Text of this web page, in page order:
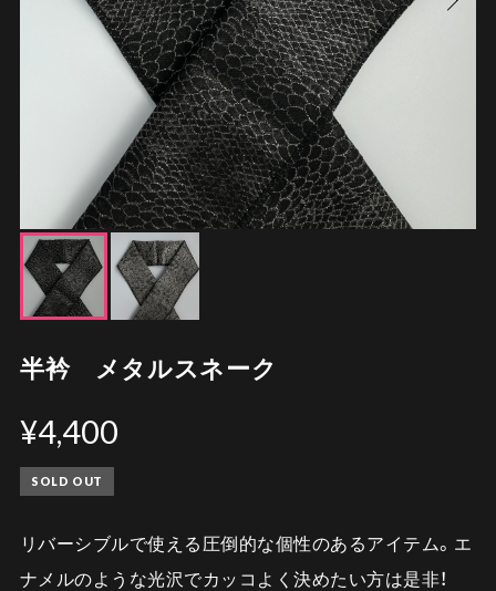
半衿 メタルスネーク
¥4,400
SOLD OUT
リバーシブルで使える圧倒的な個性のあるアイテム。エ
ナメルのような光沢でカッコよく決めたい方は是非！